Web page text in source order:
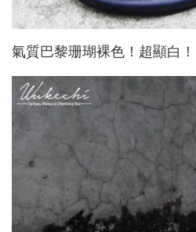
氣質巴黎珊瑚裸色！超顯白！